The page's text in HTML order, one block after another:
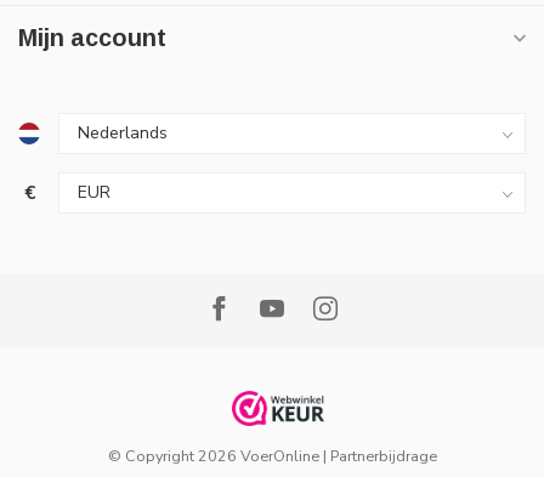
Mijn account
€
© Copyright 2026 VoerOnline| Partnerbijdrage